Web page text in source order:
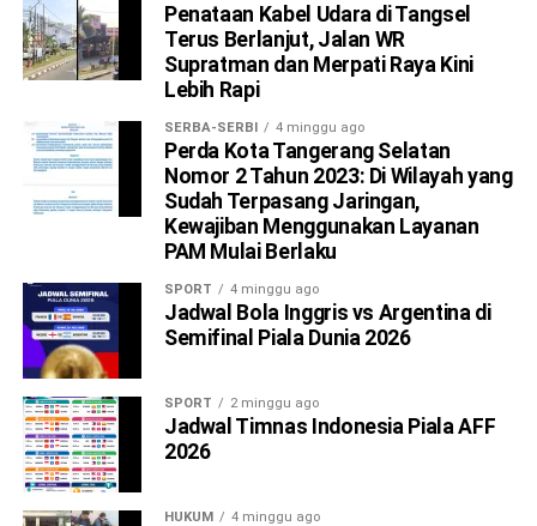
Penataan Kabel Udara di Tangsel
Terus Berlanjut, Jalan WR
Supratman dan Merpati Raya Kini
Lebih Rapi
SERBA-SERBI 4 minggu ago
Perda Kota Tangerang Selatan
Nomor 2 Tahun 2023: Di Wilayah yang
Sudah Terpasang Jaringan,
Kewajiban Menggunakan Layanan
PAM Mulai Berlaku
SPORT 4 minggu ago
Jadwal Bola Inggris vs Argentina di
Semifinal Piala Dunia 2026
SPORT 2 minggu ago
Jadwal Timnas Indonesia Piala AFF
2026
HUKUM 4 minggu ago